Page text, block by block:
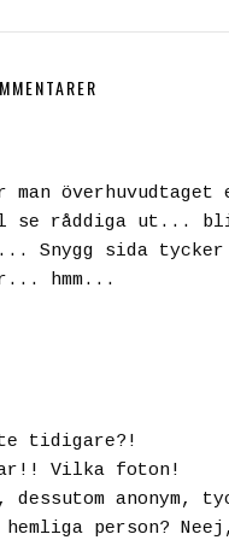
överhuvudtaget
se råddiga ut...
sida tycker
hmm...
tidigare?!
Vilka foton!
anonym,
hemliga person?